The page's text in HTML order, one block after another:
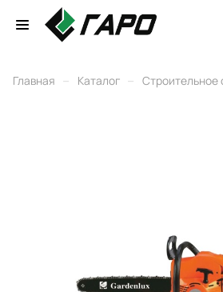
Главная – Каталог – Строительное